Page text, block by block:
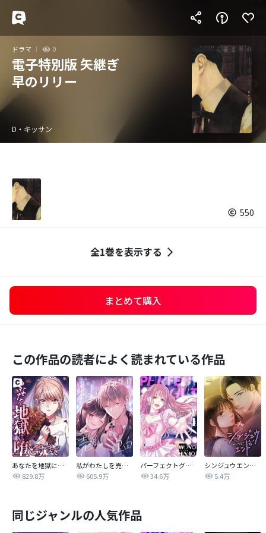
ドラマ 0
電子特別版 矢継ぎ
早のリリー
D・キッサン
550
全1巻を表示する
まとめて購入
この作品の読者によく読まれている作品
あなたを地獄に堕とすまで
829.8万
私がわたしを売る理由
605.9万
パーフェクトグリッター
34.6万
シンジュウエンド【タテヨミ】
5.4万
同じジャンルの人気作品